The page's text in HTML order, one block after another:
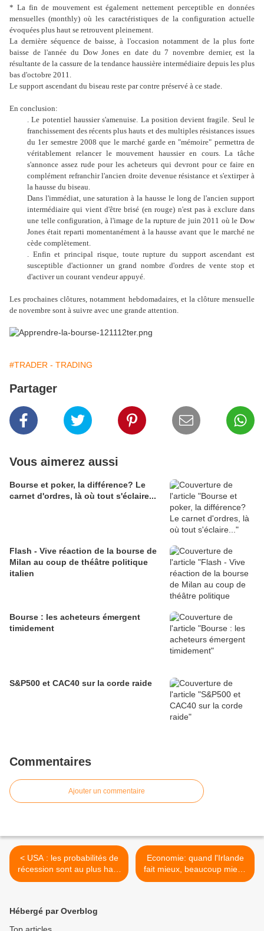
* La fin de mouvement est également nettement perceptible en données
mensuelles (monthly) où les caractéristiques de la configuration actuelle
évoquées plus haut se retrouvent pleinement.
La dernière séquence de baisse, à l'occasion notamment de la plus forte
baisse de l'annéedu DowJonesen date du 7 novembre dernier, est la
résultante de la cassure de la tendance haussière intermédiaire depuis les plus
bas d'octobre 2011.
Le support ascendant du biseau reste par contre préservé à ce stade.
En conclusion:
. Le potentiel haussier s'amenuise. La position devient fragile. Seul le
franchissement des récents plus hauts et des multiples résistances issues
du 1er semestre 2008 que le marché garde en "mémoire" permettra de
véritablement relancer le mouvement haussier en cours. La tâche
s'annonce assez rude pour les acheteurs qui devront pour ce faire en
complément refranchir l'ancien droite devenue résistance et s'extirper à
la hausse du biseau.
Dans l'immédiat, une saturation à la hausse le long de l'ancien support
intermédiaire qui vient d'être brisé (en rouge) n'est pas à exclure dans
une telle configuration, à l'image de la rupture de juin 2011 où le Dow
Jones était reparti momentanément à la hausse avant que le marché ne
cède complètement.
. Enfin et principal risque, toute rupture du support ascendant est
susceptible d'actionner un grand nombre d'ordres de vente stop et
d'activer un courant vendeur appuyé.
Les prochaines clôtures, notamment hebdomadaires, et la clôture mensuelle
de novembre sont à suivre avec une grande attention.
#TRADER - TRADING
Partager
Vous aimerez aussi
Bourse et poker, la différence? Le
carnet d'ordres, là où tout s'éclaire...
Flash - Vive réaction de la bourse de
Milan au coup de théâtre politique
italien
Bourse : les acheteurs émergent
timidement
S&P500 et CAC40 sur la corde raide
Commentaires
Ajouter un commentaire
< USA : les probabilités de
récession sont au plus haut
depuis 3 ans, la bourse
Economie: quand l'Irlande
fait mieux, beaucoup mieux
que l'Allemagne... >
Hébergé par Overblog